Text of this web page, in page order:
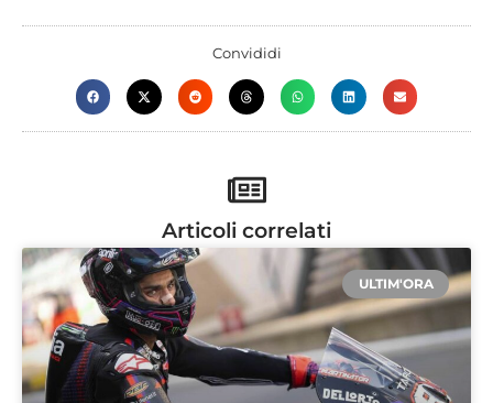
Convididi
Articoli correlati
ULTIM'ORA